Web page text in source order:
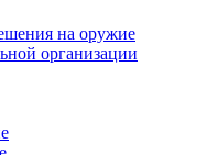
на оружие
организации